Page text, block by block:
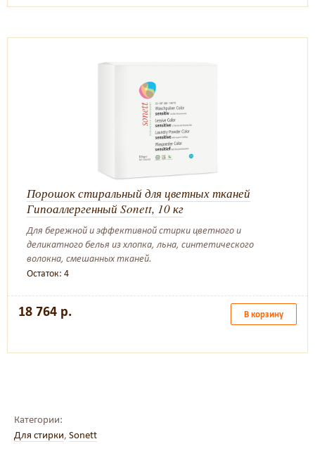
Порошок стиральный для цветных тканей
Гипоаллергенный Sonett, 10 кг
Для бережной и эффективной стирки цветного и
деликатного белья из хлопка, льна, синтетического
волокна, смешанных тканей.
Остаток: 4
18 764 р. В корзину
Категории:
Для стирки, Sonett